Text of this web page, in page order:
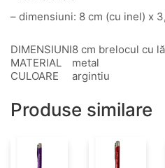
– dimensiuni: 8 cm (cu inel) x
DIMENSIUNI8 cm brelocul cu
MATERIAL
metal
CULOARE
argintiu
Produse similare